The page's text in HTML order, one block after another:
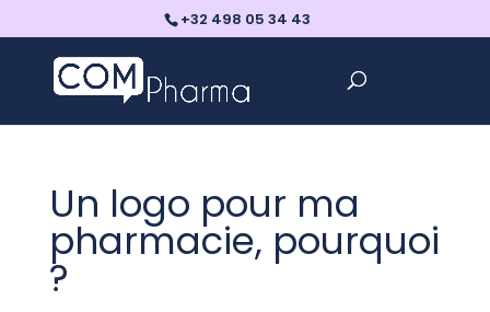
+32 498 05 34 43
Un logo pour ma
pharmacie, pourquoi
?